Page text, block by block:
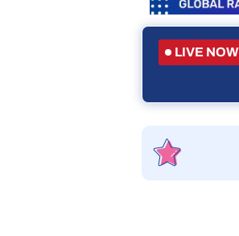
LIVE NOW